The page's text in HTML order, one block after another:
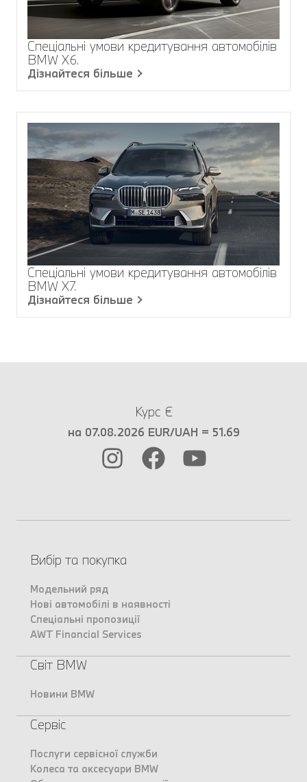
Спеціальні умови кредитування автомобілів
BMW X6.
Дізнайтеся більше
Спеціальні умови кредитування автомобілів
BMW X7.
Дізнайтеся більше
Курс €
на 07.08.2026 EUR/UAH = 51.69
Вибір та покупка
Модельний ряд
Нові автомобілі в наявності
Спеціальні пропозиції
AWT Financial Services
Світ BMW
Новини BMW
Сервіс
Послуги сервісної служби
Колеса та аксесуари BMW